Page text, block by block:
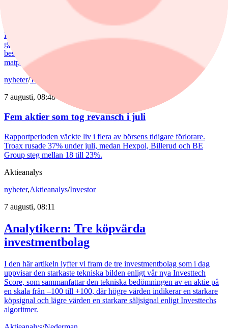
En andra våg av dyra energipriser kan nå oss redan i höst. Europas
gaslager pekar i den riktningen. Samtidigt möter svenskarna
besvärligt höga elpriser, fyra kronor dyrare bensin och att
matpriserna tickar uppåt.
nyheter/Troax
7 augusti, 08:48
Fem aktier som tog revansch i juli
Rapportperioden väckte liv i flera av börsens tidigare förlorare.
Troax rusade 37% under juli, medan Hexpol, Billerud och BE
Group steg mellan 18 till 23%.
Aktieanalys
nyheter,Aktieanalys/Investor
7 augusti, 08:11
Analytikern: Tre köpvärda
investmentbolag
I den här artikeln lyfter vi fram de tre investmentbolag som i dag
uppvisar den starkaste tekniska bilden enligt vår nya Investtech
Score, som sammanfattar den tekniska bedömningen av en aktie på
en skala från –100 till +100, där högre värden indikerar en starkare
köpsignal och lägre värden en starkare säljsignal enligt Investtechs
algoritmer.